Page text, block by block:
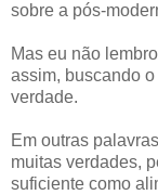
sobre a pós-
Mas eu não
assim, buscando
verdade.
Em outras
muitas verdades,
suficiente como